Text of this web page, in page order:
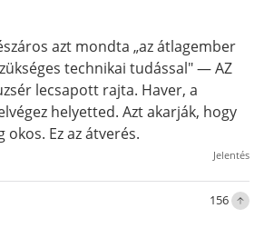
azt mondta „az átlagember
technikai tudással" — AZ
lecsapott rajta. Haver, a
helyetted. Azt akarják, hogy
okos. Ez az átverés.
Jelentés
156